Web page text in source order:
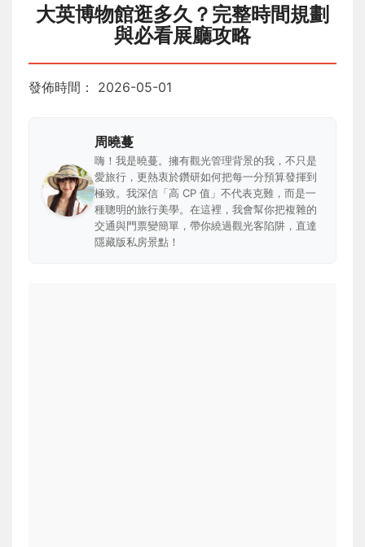
大英博物館逛多久？完整時間規劃
與必看展廳攻略
發佈時間： 2026-05-01
周曉蔓
嗨！我是曉蔓。擁有觀光管理背景的我，不只是
愛旅行，更熱衷於鑽研如何把每一分預算發揮到
極致。我深信「高 CP 值」不代表克難，而是一
種聰明的旅行美學。在這裡，我會幫你把複雜的
交通與門票變簡單，帶你繞過觀光客陷阱，直達
隱藏版私房景點！